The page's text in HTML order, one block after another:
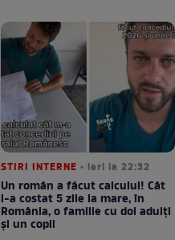
STIRI INTERNE • ieri la 22:32
Un român a făcut calculul! Cât
l-a costat 5 zile la mare, în
România, o familie cu doi adulți
și un copil